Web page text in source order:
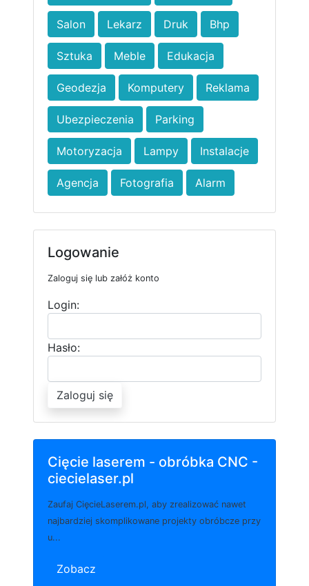
Salon Lekarz Druk Bhp
Sztuka Meble Edukacja
Geodezja Komputery Reklama
Ubezpieczenia Parking
Motoryzacja Lampy Instalacje
Agencja Fotografia Alarm
Logowanie
Zaloguj się lub załóż konto
Login:
Hasło:
Zaloguj się
Cięcie laserem - obróbka CNC -
ciecielaser.pl
Zaufaj CięcieLaserem.pl, aby zrealizować nawet
najbardziej skomplikowane projekty obróbcze przy
u...
Zobacz